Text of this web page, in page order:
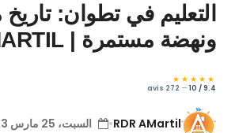
التعليم في تطوان:
ونهضة مستمرة | AMARTIL
★★★★★
9.4 / 10
—
272 avis
RDR AMartil
• السبت، 25 مارس 2023 — 09:44